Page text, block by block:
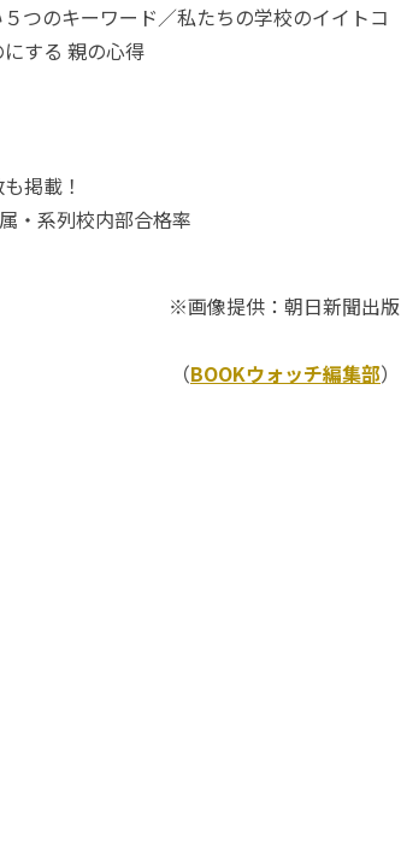
つのキーワード／私たちの学校のイイトコ
する 親の心得
掲載！
・系列校内部合格率
※画像提供：朝日新聞出版
（BOOKウォッチ編集部）